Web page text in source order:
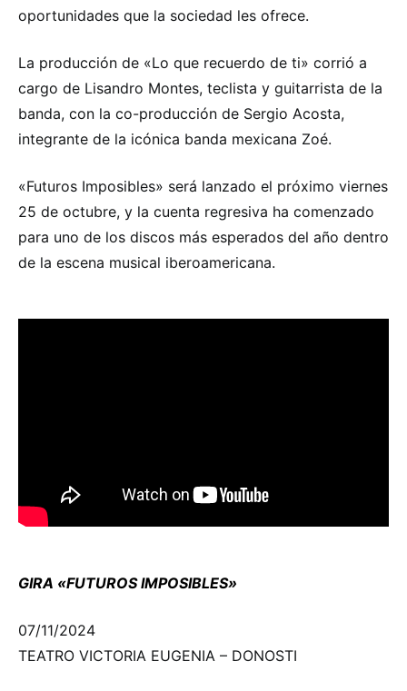
oportunidades que la sociedad les ofrece.
La producción de «Lo que recuerdo de ti» corrió a
cargo de Lisandro Montes, teclista y guitarrista de la
banda, con la co-producción de Sergio Acosta,
integrante de la icónica banda mexicana Zoé.
«Futuros Imposibles» será lanzado el próximo viernes
25 de octubre, y la cuenta regresiva ha comenzado
para uno de los discos más esperados del año dentro
de la escena musical iberoamericana.
GIRA «FUTUROS IMPOSIBLES»
07/11/2024
TEATRO VICTORIA EUGENIA – DONOSTI